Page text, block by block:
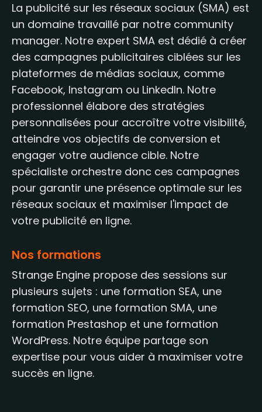
La publicité sur les réseaux sociaux (SMA) est
un domaine travaillé par notre community
manager. Notre expert SMA est dédié à créer
des campagnes publicitaires ciblées sur les
plateformes de médias sociaux, comme
Facebook, Instagram ou LinkedIn. Notre
professionnel élabore des stratégies
personnalisées pour accroître votre visibilité,
atteindre vos objectifs de conversion et
engager votre audience cible. Notre
spécialiste orchestre donc ces campagnes
pour garantir une présence optimale sur les
réseaux sociaux et maximiser l'impact de
votre publicité en ligne.
Nos formations
Strange Engine propose des sessions sur
plusieurs sujets : une formation SEA, une
formation SEO, une formation SMA, une
formation Prestashop et une formation
WordPress. Notre équipe partage son
expertise pour vous aider à maximiser votre
succès en ligne.